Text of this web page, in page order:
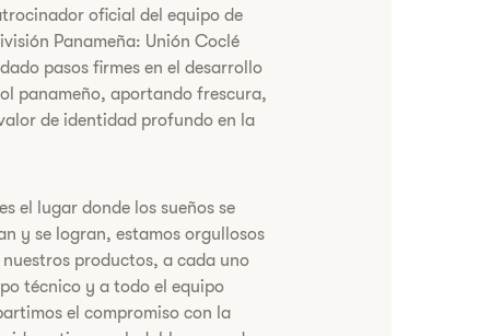
oficial del equipo de
Panameña: Unión Coclé
pasos firmes en el desarrollo
panameño, aportando frescura,
de identidad profundo en la
el lugar donde los sueños se
y se logran, estamos orgullosos
productos, a cada uno
técnico y a todo el equipo
el compromiso con la